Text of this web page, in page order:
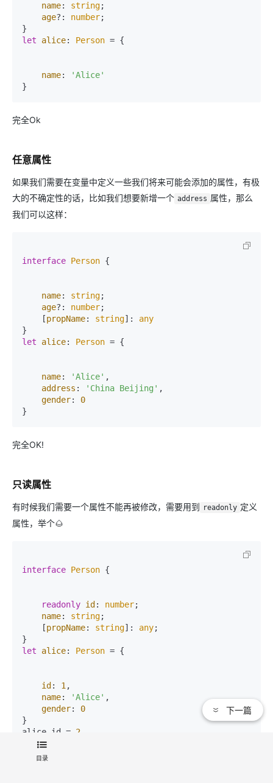
name: string;
age?: number;
let
alice: Person = {
name:
'Alice'
完全Ok
任意属性
如果我们需要在变量中定义一些我们将来可能会添加的属性，有极
大的不确定性的话，比如我们想要新增一个 address 属性，那么
我们可以这样：
interface Person {
name: string;
age?: number;
    [
propName: string]: any
let
alice: Person = {
name: 'Alice' ,
address : 'China Beijing' ,
gender: 0
完全OK!
只读属性
有时候我们需要一个属性不能再被修改，需要用到 readonly 定义
属性，举个🌰
interface Person {
readonly id : number;
name: string;
    [
propName: string]: any;
let
alice: Person = {
id : 1 ,
name: 'Alice' ,
gender: 0
}
alice. id = 2
// error: 无法分配到 "id" ，因为它是只读属性。
目录
下一篇